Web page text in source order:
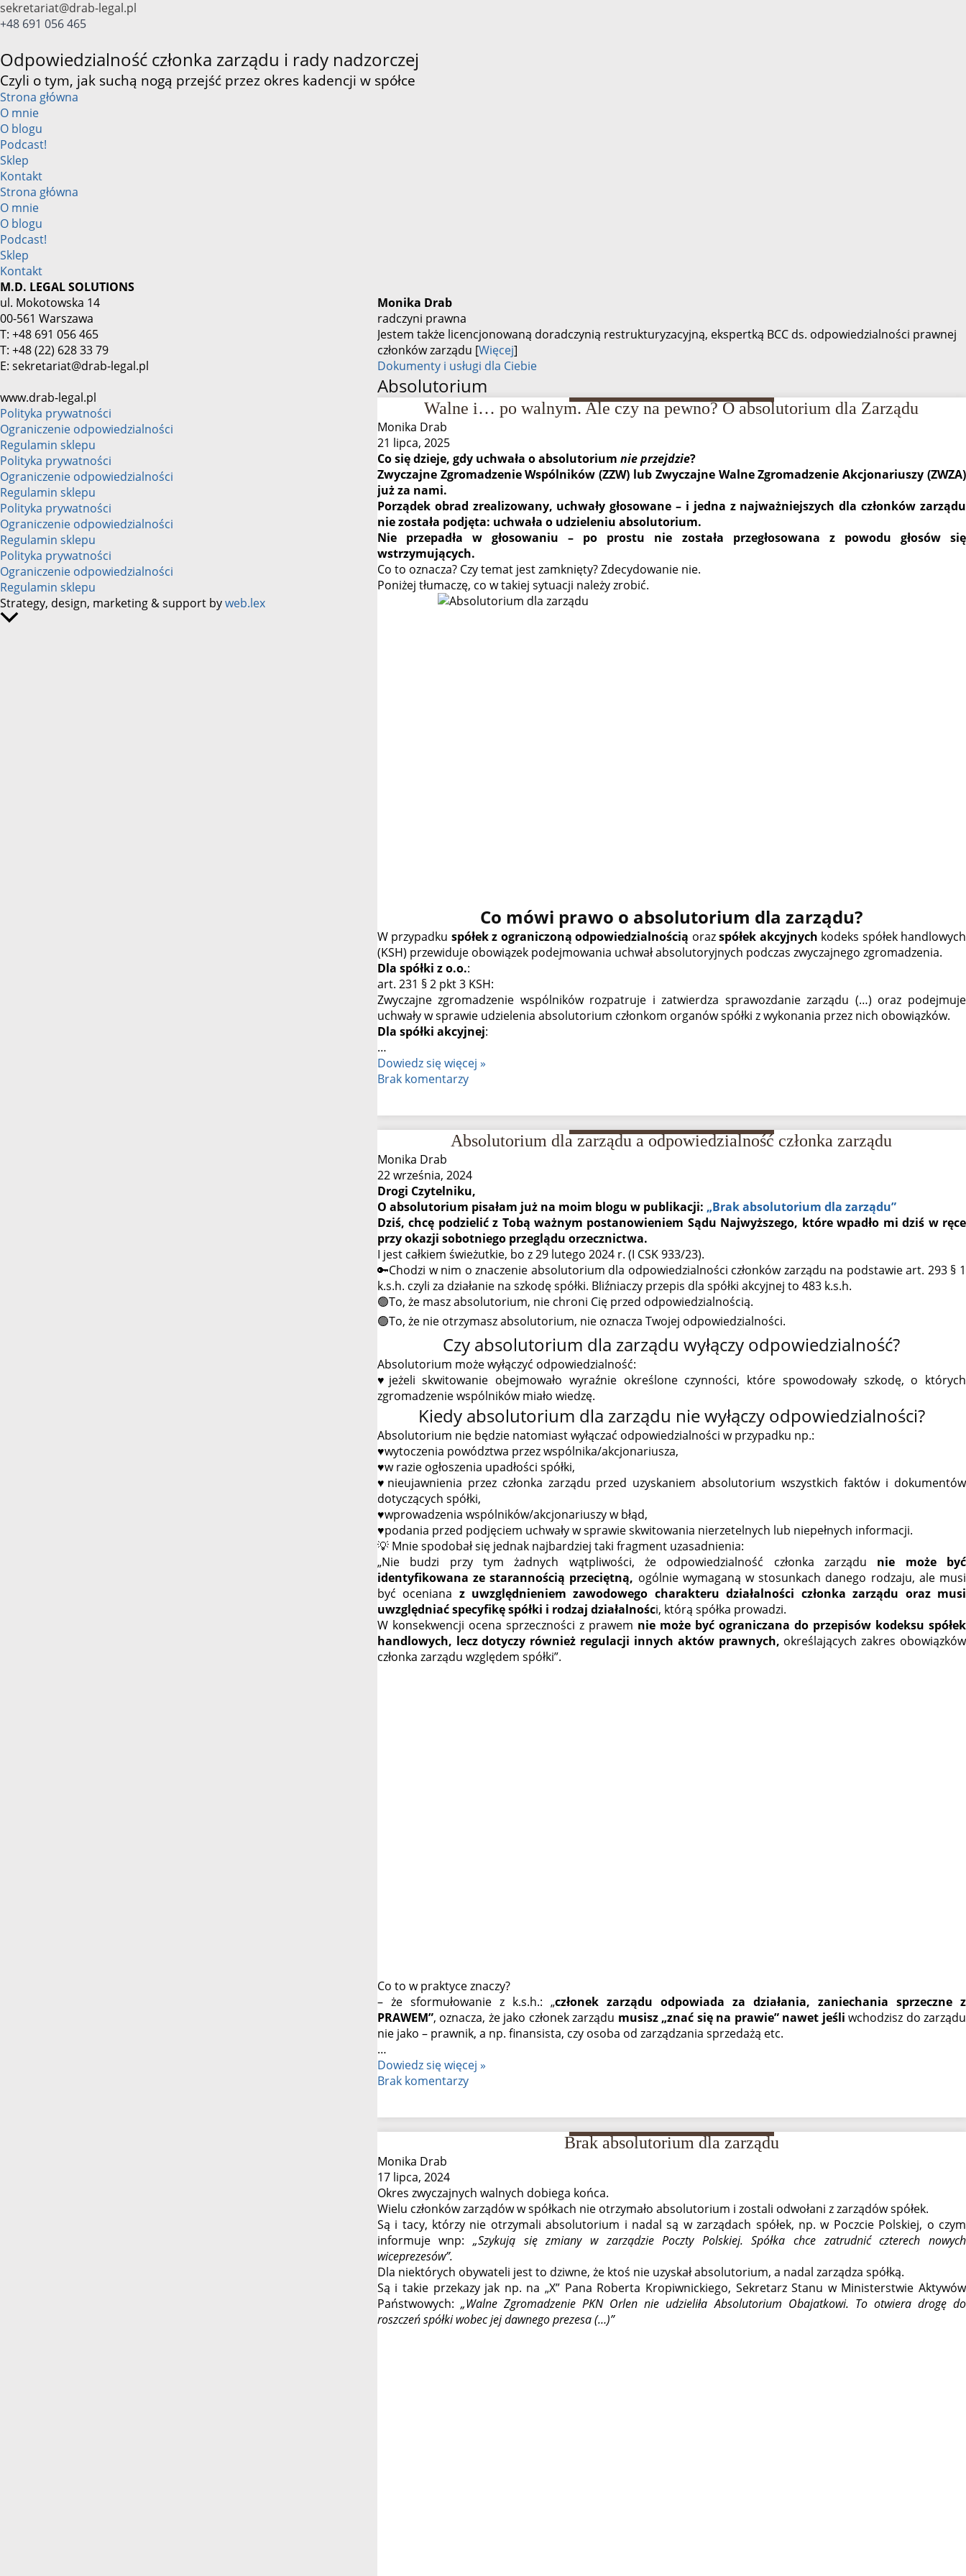
Przejdź
do
sekretariat@drab-legal.pl
+48 691 056 465
Odpowiedzialność członka zarządu i rady nadzorczej
Czyli o tym, jak suchą nogą przejść przez okres kadencji w spółce
Strona główna
O mnie
O blogu
Podcast!
Sklep
Kontakt
Strona główna
O mnie
O blogu
Podcast!
Sklep
Kontakt
Monika Drab
radczyni prawna
Jestem także licencjonowaną doradczynią restrukturyzacyjną, ekspertką BCC ds. odpowiedzialności prawnej
członków zarządu [Więcej]
Dokumenty i usługi dla Ciebie
Absolutorium
Walne i… po walnym. Ale czy na pewno? O absolutorium dla Zarządu
Monika Drab
21 lipca, 2025
Co się dzieje, gdy uchwała o absolutorium nie przejdzie?
Zwyczajne Zgromadzenie Wspólników (ZZW) lub Zwyczajne Walne Zgromadzenie Akcjonariuszy (ZWZA)
już za nami.
Porządek obrad zrealizowany, uchwały głosowane – i jedna z najważniejszych dla członków zarządu
nie została podjęta: uchwała o udzieleniu absolutorium.
Nie przepadła w głosowaniu – po prostu nie została przegłosowana z powodu głosów się
wstrzymujących.
Co to oznacza? Czy temat jest zamknięty? Zdecydowanie nie.
Poniżej tłumaczę, co w takiej sytuacji należy zrobić.
Co mówi prawo o absolutorium dla zarządu?
W przypadku spółek z ograniczoną odpowiedzialnością orazspółek akcyjnych kodeks spółek handlowych
(KSH) przewiduje obowiązek podejmowania uchwał absolutoryjnych podczas zwyczajnego zgromadzenia.
Dla spółki z o.o.:
art. 231 § 2 pkt 3 KSH:
Zwyczajne zgromadzenie wspólników rozpatruje i zatwierdza sprawozdanie zarządu (…) oraz podejmuje
uchwały w sprawie udzielenia absolutorium członkom organów spółki z wykonania przez nich obowiązków.
Dla spółki akcyjnej:
…
Walne
i…
na
pewno?
O
absolutorium
dla
Zarządu
Dowiedz się więcej »
Brak komentarzy
Absolutorium dla zarządu a odpowiedzialność członka zarządu
Monika Drab
22 września, 2024
Drogi Czytelniku,
O absolutorium pisałam już na moim blogu w publikacji: „Brak absolutorium dla zarządu”
Dziś, chcę podzielić z Tobą ważnym postanowieniem Sądu Najwyższego, które wpadło mi dziś w ręce
przy okazji sobotniego przeglądu orzecznictwa.
I jest całkiem świeżutkie, bo z 29 lutego 2024 r. (I CSK 933/23).
🔑Chodzi w nim o znaczenie absolutorium dla odpowiedzialności członków zarządu na podstawie art. 293 § 1
k.s.h. czyli za działanie na szkodę spółki. Bliźniaczy przepis dla spółki akcyjnej to 483 k.s.h.
🟢To, że masz absolutorium, nie chroni Cię przed odpowiedzialnością.
🟢To, że nie otrzymasz absolutorium, nie oznacza Twojej odpowiedzialności.
Czy absolutorium dla zarządu wyłączy odpowiedzialność?
Absolutorium może wyłączyć odpowiedzialność:
♥️jeżeli skwitowanie obejmowało wyraźnie określone czynności, które spowodowały szkodę, o których
zgromadzenie wspólników miało wiedzę.
Kiedy absolutorium dla zarządu nie wyłączy odpowiedzialności?
Absolutorium nie będzie natomiast wyłączać odpowiedzialności w przypadku np.:
♥️wytoczenia powództwa przez wspólnika/akcjonariusza,
♥️w razie ogłoszenia upadłości spółki,
♥️nieujawnienia przez członka zarządu przed uzyskaniem absolutorium wszystkich faktów i dokumentów
dotyczących spółki,
♥️wprowadzenia wspólników/akcjonariuszy w błąd,
♥️podania przed podjęciem uchwały w sprawie skwitowania nierzetelnych lub niepełnych informacji.
💡 Mnie spodobał się jednak najbardziej taki fragment uzasadnienia:
„Nie budzi przy tym żadnych wątpliwości, że odpowiedzialność członka zarządu nie może być
identyfikowana ze starannością przeciętną, ogólnie wymaganą w stosunkach danego rodzaju, ale musi
być oceniana z uwzględnieniem zawodowego charakteru działalności członka zarządu oraz musi
uwzględniać specyfikę spółki i rodzaj działalności, którą spółka prowadzi.
W konsekwencji ocena sprzeczności z prawem nie może być ograniczana do przepisów kodeksu spółek
handlowych, lecz dotyczy również regulacji innych aktów prawnych, określających zakres obowiązków
członka zarządu względem spółki”.
Co to w praktyce znaczy?
– że sformułowanie z k.s.h.: „członek zarządu odpowiada za działania, zaniechania sprzeczne z
PRAWEM”, oznacza, że jako członek zarządu musisz „znać się na prawie” nawet jeśli wchodzisz do zarządu
nie jako – prawnik, a np. finansista, czy osoba od zarządzania sprzedażą etc.
…
Absolutorium
dla
zarządu
Dowiedz się więcej »
Brak komentarzy
Brak absolutorium dla zarządu
Monika Drab
17 lipca, 2024
Okres zwyczajnych walnych dobiega końca.
Wielu członków zarządów w spółkach nie otrzymało absolutorium i zostali odwołani z zarządów spółek.
Są i tacy, którzy nie otrzymali absolutorium i nadal są w zarządach spółek, np. w Poczcie Polskiej, o czym
informuje wnp:„Szykują się zmiany w zarządzie Poczty Polskiej. Spółka chce zatrudnić czterech nowych
wiceprezesów”.
Dla niektórych obywateli jest to dziwne, że ktoś nie uzyskał absolutorium, a nadal zarządza spółką.
Są i takie przekazy jak np. na „X” Pana Roberta Kropiwnickiego, Sekretarz Stanu w Ministerstwie Aktywów
Państwowych: „Walne Zgromadzenie PKN Orlen nie udzieliła Absolutorium Obajatkowi. To otwiera drogę do
roszczeń spółki wobec jej dawnego prezesa (…)”
M.D. LEGAL SOLUTIONS
ul. Mokotowska 14
00-561 Warszawa
T: +48 691 056 465
T: +48 (22) 628 33 79
E: sekretariat@drab-legal.pl
www.drab-legal.pl
Polityka prywatności
Ograniczenie odpowiedzialności
Regulamin sklepu
Polityka prywatności
Ograniczenie odpowiedzialności
Regulamin sklepu
Polityka prywatności
Ograniczenie odpowiedzialności
Regulamin sklepu
Polityka prywatności
Ograniczenie odpowiedzialności
Regulamin sklepu
Strategy, design, marketing & support byweb.lex